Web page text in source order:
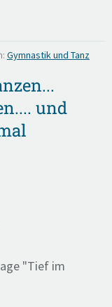
Gymnastik und Tanz
und
"Tief im